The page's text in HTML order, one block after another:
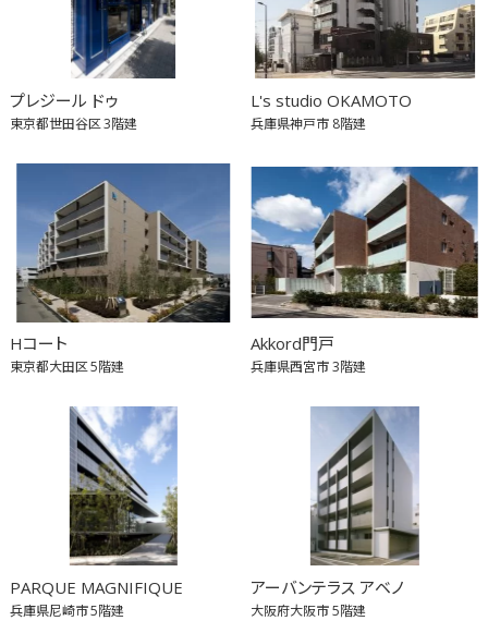
プレジール ドゥ
東京都世田谷区3階建
L's studio OKAMOTO
兵庫県神戸市 8階建
Hコート
東京都大田区5階建
Akkord門戸
兵庫県西宮市3階建
PARQUE MAGNIFIQUE
兵庫県尼崎市5階建
アーバンテラス アベノ
大阪府大阪市5階建